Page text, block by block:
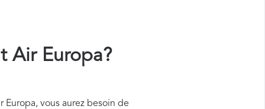
Air Europa?
vous aurez besoin de